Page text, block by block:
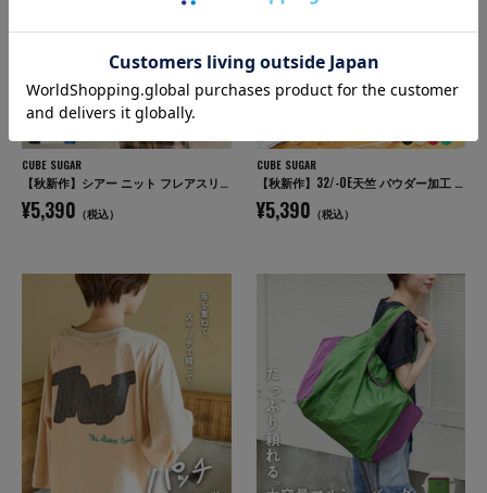
CUBE SUGAR
【秋新作】シアー ニット フレアスリーブ プルオーバー
¥5,390 （税込）
CUBE SUGAR
【秋新作】32/-OE天竺 パウダー加工 5分袖 ドルマン Tシャツ
¥5,390 （税込）